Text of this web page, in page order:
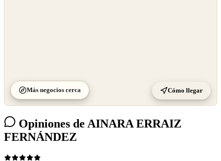
Más negocios cerca Cómo llegar
Opiniones de AINARA ERRAIZ
FERNÁNDEZ